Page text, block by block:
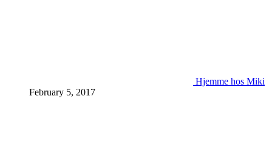
Hjemme hos Miki
February 5, 2017